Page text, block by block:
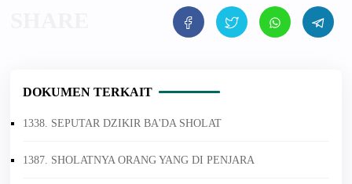
DOKUMEN TERKAIT
1338. SEPUTAR DZIKIR BA'DA SHOLAT
1387. SHOLATNYA ORANG YANG DI PENJARA